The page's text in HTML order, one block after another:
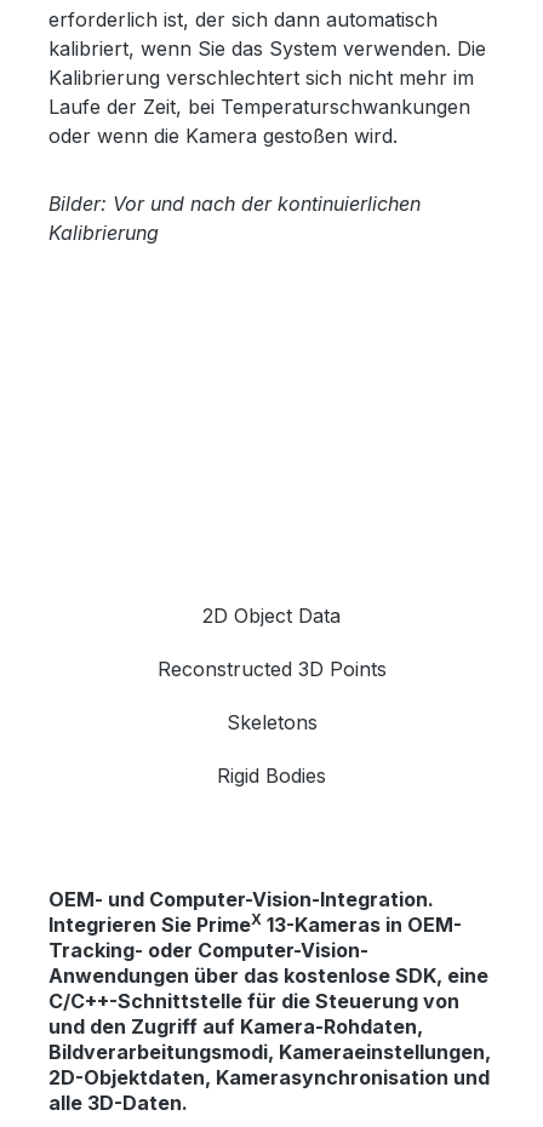
erforderlich ist, der sich dann automatisch
kalibriert, wenn Sie das System verwenden. Die
Kalibrierung verschlechtert sich nicht mehr im
Laufe der Zeit, bei Temperaturschwankungen
oder wenn die Kamera gestoßen wird.
Bilder: Vor und nach der kontinuierlichen
Kalibrierung
2D Object Data
Reconstructed 3D Points
Skeletons
Rigid Bodies
OEM- und Computer-Vision-Integration.
Integrieren Sie PrimeX 13-Kameras in OEM-
Tracking- oder Computer-Vision-
Anwendungen über das kostenlose SDK, eine
C/C++-Schnittstelle für die Steuerung von
und den Zugriff auf Kamera-Rohdaten,
Bildverarbeitungsmodi, Kameraeinstellungen,
2D-Objektdaten, Kamerasynchronisation und
alle 3D-Daten.